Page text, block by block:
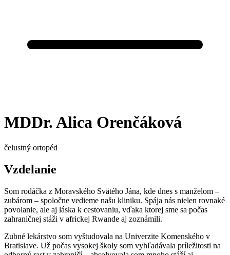
MDDr. Alica Orenčáková
čelustný ortopéd
Vzdelanie
Som rodáčka z Moravského Svätého Jána, kde dnes s manželom –
zubárom – spoločne vedieme našu kliniku. Spája nás nielen rovnaké
povolanie, ale aj láska k cestovaniu, vďaka ktorej sme sa počas
zahraničnej stáži v africkej Rwande aj zoznámili.
Zubné lekárstvo som vyštudovala na Univerzite Komenského v
Bratislave. Už počas vysokej školy som vyhľadávala príležitosti na